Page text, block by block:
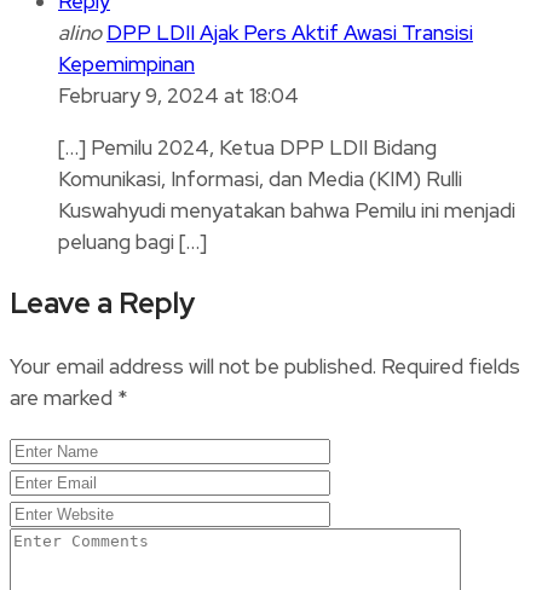
alino DPP LDII Ajak Pers Aktif Awasi Transisi
Kepemimpinan
February 9, 2024 at 18:04
[…] Pemilu 2024, Ketua DPP LDII Bidang
Komunikasi, Informasi, dan Media (KIM) Rulli
Kuswahyudi menyatakan bahwa Pemilu ini menjadi
peluang bagi […]
Leave a Reply
Your email address will not be published. Required fields
are marked *